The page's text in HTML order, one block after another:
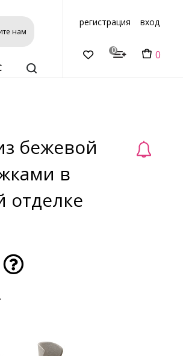
нам
регистрация вход
0 0
бежевой
в
отделке